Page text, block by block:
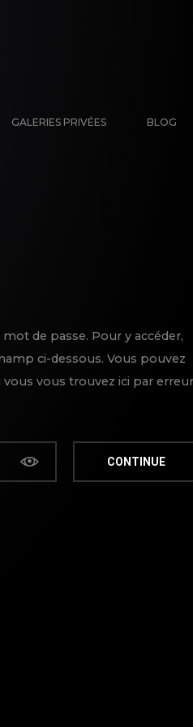
GALERIES PRIVÉES BLOG
de passe. Pour y accéder,
ci-dessous. Vous pouvez
vous trouvez ici par